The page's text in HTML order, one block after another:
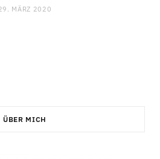
MÄRZ 2020
ÜBER MICH